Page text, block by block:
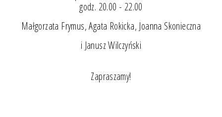
godz. 20.00 - 22.00
Małgorzata Frymus, Agata Rokicka, Joanna Skonieczna
i Janusz Wilczyński
Zapraszamy!